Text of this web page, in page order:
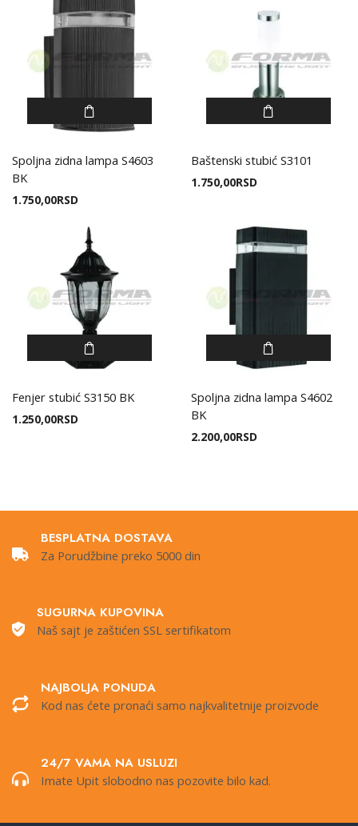
Spoljna zidna lampa S4603
BK
1.750,00RSD
Baštenski stubić S3101
1.750,00RSD
Fenjer stubić S3150 BK
1.250,00RSD
Spoljna zidna lampa S4602
BK
2.200,00RSD
BESPLATNA DOSTAVA
Za Porudžbine preko 5000 din
SUGURNA KUPOVINA
Naš sajt je zaštićen SSL sertifikatom
NAJBOLJA PONUDA
Kod nas ćete pronaći samo najkvalitetnije proizvode
24/7 VAMA NA USLUZI
Imate Upit slobodno nas pozovite bilo kad.